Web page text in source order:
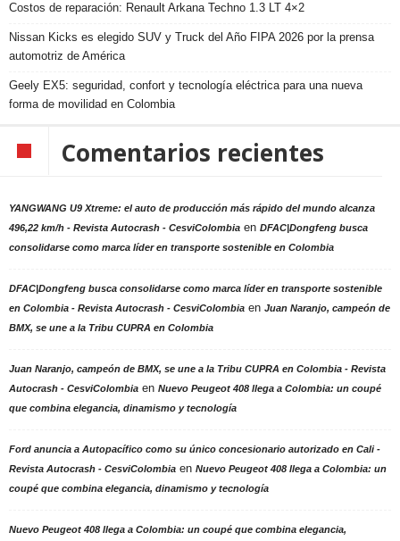
Costos de reparación: Renault Arkana Techno 1.3 LT 4×2
Nissan Kicks es elegido SUV y Truck del Año FIPA 2026 por la prensa
automotriz de América
Geely EX5: seguridad, confort y tecnología eléctrica para una nueva
forma de movilidad en Colombia
Comentarios recientes
YANGWANG U9 Xtreme: el auto de producción más rápido del mundo alcanza
496,22 km/h - Revista Autocrash - CesviColombia en DFAC|Dongfeng busca
consolidarse como marca líder en transporte sostenible en Colombia
DFAC|Dongfeng busca consolidarse como marca líder en transporte sostenible
en Colombia - Revista Autocrash - CesviColombia en Juan Naranjo, campeón de
BMX, se une a la Tribu CUPRA en Colombia
Juan Naranjo, campeón de BMX, se une a la Tribu CUPRA en Colombia - Revista
Autocrash - CesviColombia en Nuevo Peugeot 408 llega a Colombia: un coupé
que combina elegancia, dinamismo y tecnología
Ford anuncia a Autopacífico como su único concesionario autorizado en Cali -
Revista Autocrash - CesviColombia en Nuevo Peugeot 408 llega a Colombia: un
coupé que combina elegancia, dinamismo y tecnología
Nuevo Peugeot 408 llega a Colombia: un coupé que combina elegancia,